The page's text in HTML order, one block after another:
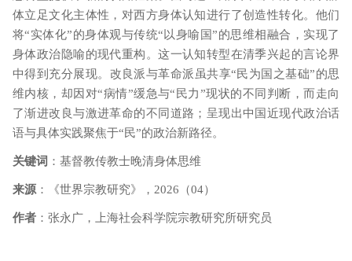
体立足文化主体性，对西方身体认知进行了创造性转化。他们
将“实体化”的身体观与传统“以身喻国”的思维相融合，实现了
身体政治隐喻的现代重构。这一认知转型在清季兴起的言论界
中得到充分展现。改良派与革命派虽共享“民为国之基础”的思
维内核，却因对“病情”缓急与“民力”现状的不同判断，而走向
了渐进改良与激进革命的不同道路；呈现出中国近现代政治话
语与具体实践聚焦于“民”的政治新路径。
关键词 ：基督教传教士晚清身体思维
来源：《世界宗教研究》， 2026（04）
作者 ：张永广，上海社会科学院宗教研究所研究员